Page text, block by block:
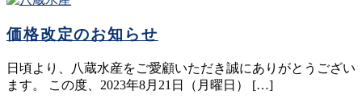
価格改定のお知らせ
日頃より、八蔵水産をご愛顧いただき誠にありがとうござい
ます。 この度、2023年8月21日（月曜日） […]